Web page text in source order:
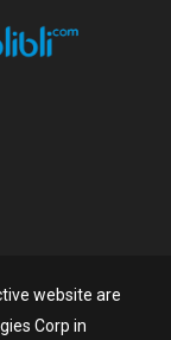
website are
Corp in